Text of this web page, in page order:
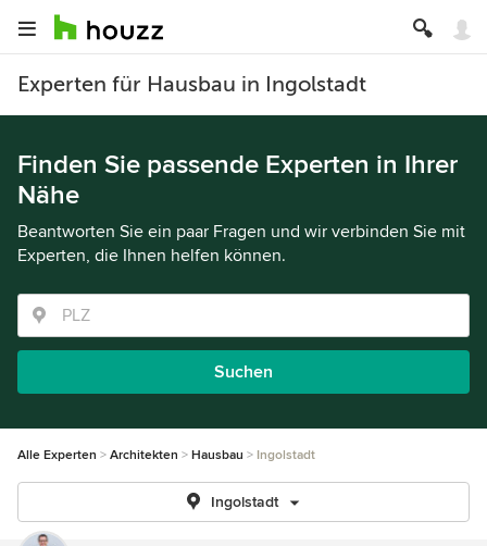
Experten für Hausbau in Ingolstadt
Finden Sie passende Experten in Ihrer
Nähe
Beantworten Sie ein paar Fragen und wir verbinden Sie mit
Experten, die Ihnen helfen können.
Suchen
Alle Experten Architekten Hausbau Ingolstadt
Ingolstadt